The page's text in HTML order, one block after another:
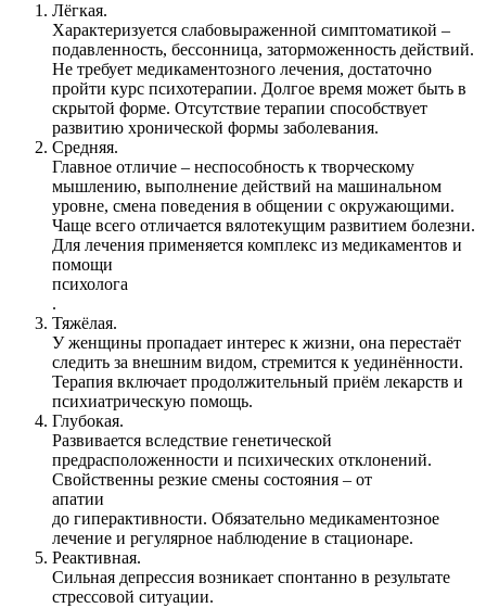
Лёгкая.
Характеризуется слабовыраженной симптоматикой –
подавленность, бессонница, заторможенность действий.
Не требует медикаментозного лечения, достаточно
пройти курс психотерапии. Долгое время может быть в
скрытой форме. Отсутствие терапии способствует
развитию хронической формы заболевания.
Средняя.
Главное отличие – неспособность к творческому
мышлению, выполнение действий на машинальном
уровне, смена поведения в общении с окружающими.
Чаще всего отличается вялотекущим развитием болезни.
Для лечения применяется комплекс из медикаментов и
помощи
психолога
.
Тяжёлая.
У женщины пропадает интерес к жизни, она перестаёт
следить за внешним видом, стремится к уединённости.
Терапия включает продолжительный приём лекарств и
психиатрическую помощь.
Глубокая.
Развивается вследствие генетической
предрасположенности и психических отклонений.
Свойственны резкие смены состояния – от
апатии
до гиперактивности. Обязательно медикаментозное
лечение и регулярное наблюдение в стационаре.
Реактивная.
Сильная депрессия возникает спонтанно в результате
стрессовой ситуации.